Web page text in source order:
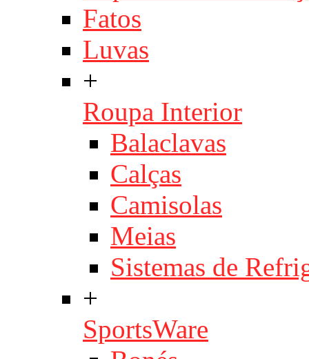
Fatos
Luvas
+
Roupa Interior
Balaclavas
Calças
Camisolas
Meias
Sistemas de
+
SportsWare